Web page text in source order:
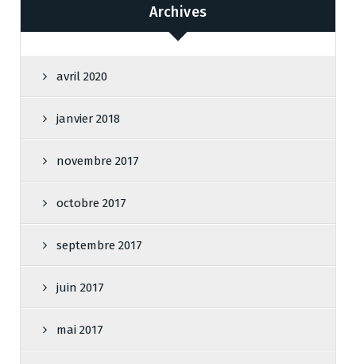
Archives
avril 2020
janvier 2018
novembre 2017
octobre 2017
septembre 2017
juin 2017
mai 2017